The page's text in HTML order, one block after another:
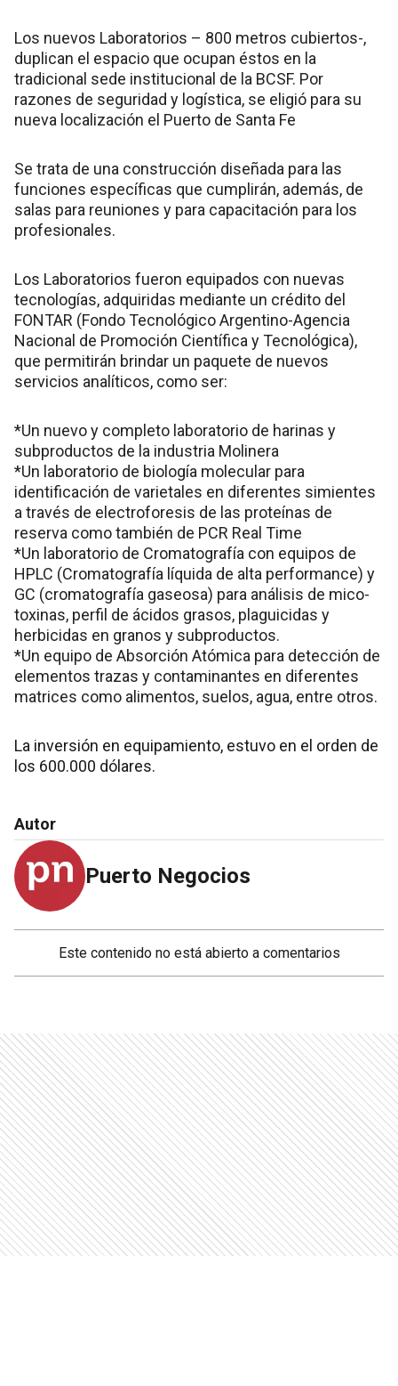
Los nuevos Laboratorios – 800 metros cubiertos-,
duplican el espacio que ocupan éstos en la
tradicional sede institucional de la BCSF. Por
razones de seguridad y logística, se eligió para su
nueva localización el Puerto de Santa Fe
Se trata de una construcción diseñada para las
funciones específicas que cumplirán, además, de
salas para reuniones y para capacitación para los
profesionales.
Los Laboratorios fueron equipados con nuevas
tecnologías, adquiridas mediante un crédito del
FONTAR (Fondo Tecnológico Argentino-Agencia
Nacional de Promoción Científica y Tecnológica),
que permitirán brindar un paquete de nuevos
servicios analíticos, como ser:
*Un nuevo y completo laboratorio de harinas y
subproductos de la industria Molinera
*Un laboratorio de biología molecular para
identificación de varietales en diferentes simientes
a través de electroforesis de las proteínas de
reserva como también de PCR Real Time
*Un laboratorio de Cromatografía con equipos de
HPLC (Cromatografía líquida de alta performance) y
GC (cromatografía gaseosa) para análisis de mico-
toxinas, perfil de ácidos grasos, plaguicidas y
herbicidas en granos y subproductos.
*Un equipo de Absorción Atómica para detección de
elementos trazas y contaminantes en diferentes
matrices como alimentos, suelos, agua, entre otros.
La inversión en equipamiento, estuvo en el orden de
los 600.000 dólares.
Autor
Puerto Negocios
Este contenido no está abierto a comentarios